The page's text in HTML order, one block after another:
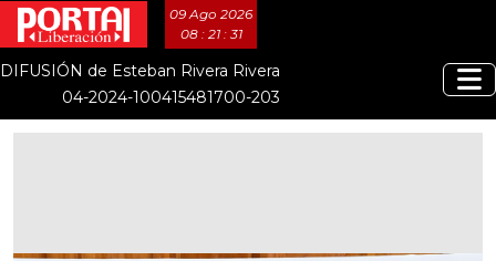
09 Ago 2026
08 : 21 : 31
DIFUSIÓN de Esteban Rivera Rivera
04-2024-100415481700-203